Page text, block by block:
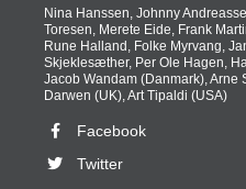
Nina ­Hanssen, Johnny
Toresen, Merete Eide, Frank
Rune Halland, Folke Myrvang,
Skjeklesæther, Per Ole Hagen,
Jacob Wandam (Danmark), Arne
Darwen (UK), Art Tipaldi (USA)
Facebook
Twitter